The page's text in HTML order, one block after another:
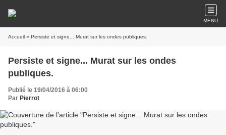
MENU
Accueil » Persiste et signe... Murat sur les ondes publiques.
Persiste et signe... Murat sur les ondes
publiques.
Publié le 19/04/2016 à 06:00
Par Pierrot